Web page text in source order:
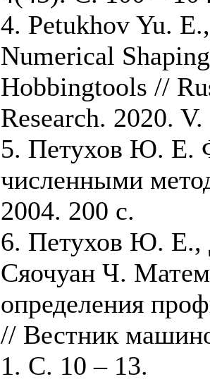
4. Petukhov Yu.
Numerical
Hobbingtools //
Research. 2020.
5. Петухов Ю. Е.
численными
2004. 200 с.
6. Петухов Ю.
Сяочуан Ч.
определения
// Вестник
1. С. 10 – 13.